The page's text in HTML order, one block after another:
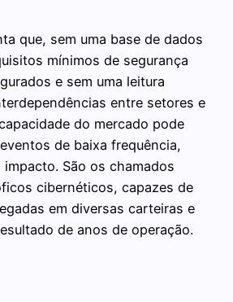
que, sem uma base de dados
mínimos de segurança
e sem uma leitura
entre setores e
do mercado pode
de baixa frequência,
São os chamados
cibernéticos, capazes de
em diversas carteiras e
de anos de operação.